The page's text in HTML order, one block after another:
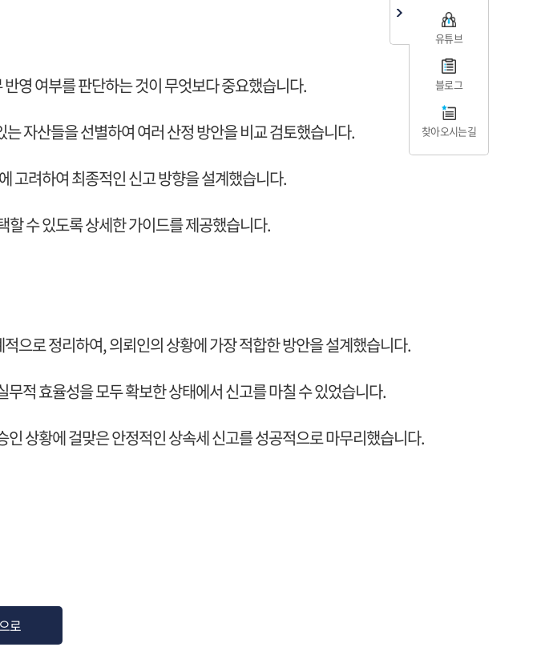
유튜브
블로그
찾아오시는길
영 여부를 판단하는 것이 무엇보다 중요했습니다.
자산들을 선별하여 여러 산정 방안을 비교 검토했습니다.
고려하여 최종적인 신고 방향을 설계했습니다.
할 수 있도록 상세한 가이드를 제공했습니다.
으로 정리하여, 의뢰인의 상황에 가장 적합한 방안을 설계했습니다.
적 효율성을 모두 확보한 상태에서 신고를 마칠 수 있었습니다.
상황에 걸맞은 안정적인 상속세 신고를 성공적으로 마무리했습니다.
로